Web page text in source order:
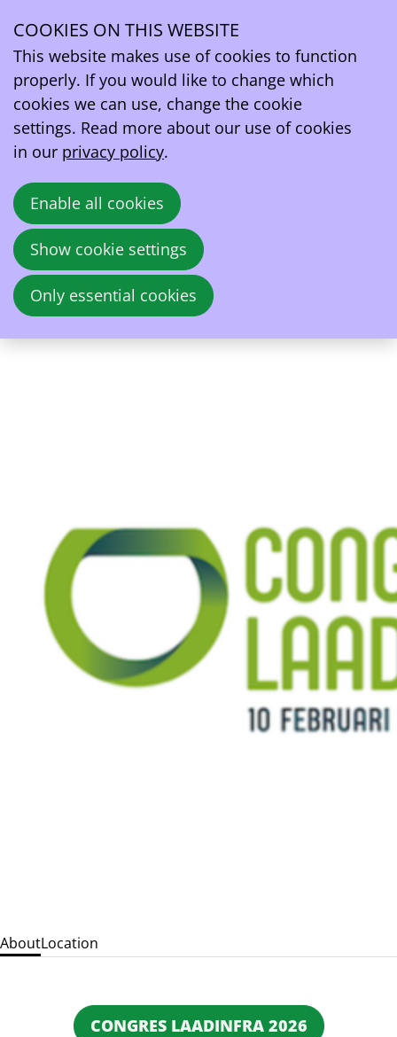
Tue
10
Feb2026
09:00 - 18:00 SQUARE Brussels
Congres Laadinfra '26
Le congrès Laadinfra est le lieu de rencontre
par excellence pour les professionnels qui
s'occupent d'infrastructures de recharge.
Venez rencontrer plus de 400 collègues du
secteur pour discuter des dernières
AboutLocation
CONGRES LAADINFRA 2026
COOKIES ON THIS WEBSITE
This website makes use of cookies to function
properly. If you would like to change which
cookies we can use, change the cookie
settings. Read more about our use of cookies
in our privacy policy.
Enable all cookies
Show cookie settings
Only essential cookies